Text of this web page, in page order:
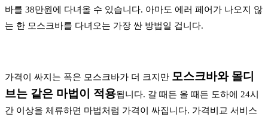
바를 38만원에 다녀올 수 있습니다. 아마도 에러 페어가 나오지 않
는 한 모스크바를 다녀오는 가장 싼 방법일 겁니다.
가격이 싸지는 폭은 모스크바가 더 크지만 모스크바와 몰디
브는 같은 마법이 적용됩니다. 갈 때든 올 때든 도하에 24시
간 이상을 체류하면 마법처럼 가격이 싸집니다. 가격비교 서비스